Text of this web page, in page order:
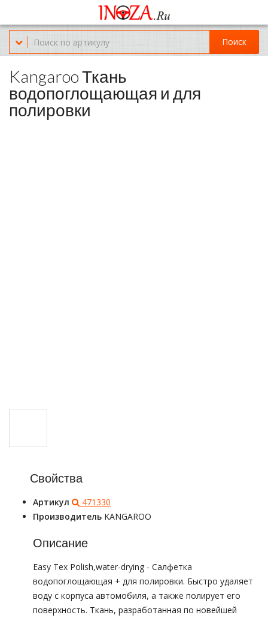
Офис обслуживания г.Краснодар (KRD) Куликова Поля 2 (магазин
Нож-мясо)
8-(967)-300-69-11
Поиск
Kangaroo Ткань
водопоглощающая и для
полировки
Свойства
Артикул
471330
Производитель KANGAROO
Описание
Easy Tex Polish,water-drying - Салфетка
водопоглощающая + для полировки. Быстро удаляет
воду с корпуса автомобиля, а также полирует его
поверхность. Ткань, разработанная по новейшей